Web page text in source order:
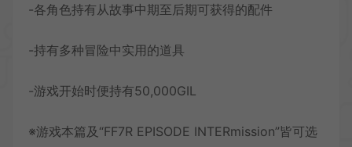
-各角色持有从故事中期至后期可获得的配件
-持有多种冒险中实用的道具
-游戏开始时便持有50,000GIL
※游戏本篇及“FF7R EPISODE INTERmission”皆可选